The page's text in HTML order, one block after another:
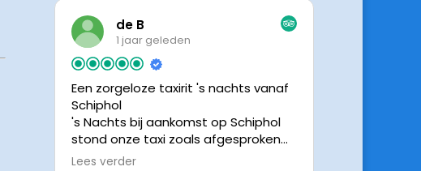
de B
1 jaar geleden
Een zorgeloze taxirit 's nachts vanaf
Schiphol
's Nachts bij aankomst op Schiphol
stond onze taxi zoals afgesproken
keurig te wachten. Dankzij de goede
Lees verder